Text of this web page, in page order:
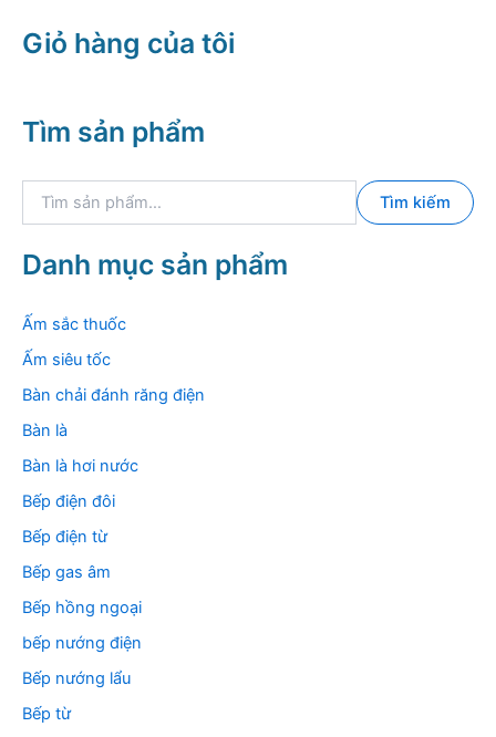
Giỏ hàng của tôi
Tìm sản phẩm
k
i
m
Tìm kiếm
Danh mục sản phẩm
Ấm sắc thuốc
Ấm siêu tốc
Bàn chải đánh răng điện
Bàn là
Bàn là hơi nước
Bếp điện đôi
Bếp điện từ
Bếp gas âm
Bếp hồng ngoại
bếp nướng điện
Bếp nướng lẩu
Bếp từ